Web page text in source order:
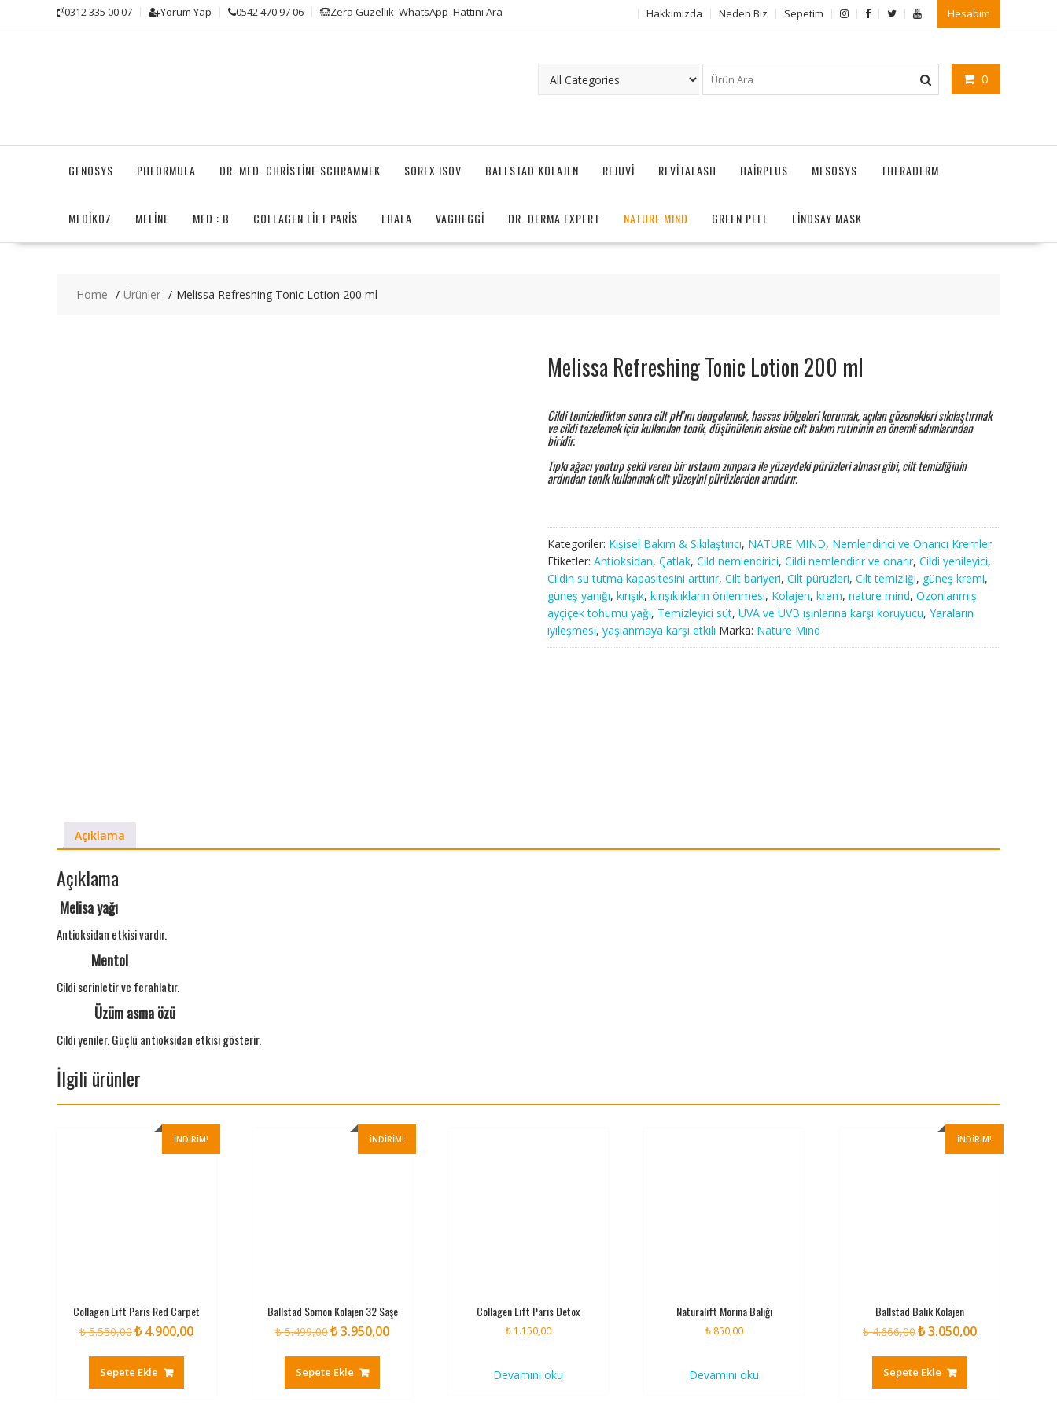
0312 335 00 07 Yorum Yap 0542 470 97 06 Zera Güzellik_WhatsApp_Hattını Ara Hakkımızda Neden Biz Sepetim Hesabım
0
GENOSYS PHFORMULA DR. MED. CHRISTINE SCHRAMMEK SOREX ISOV BALLSTAD KOLAJEN REJUVI REVITALASH HAIRPLUS MESOSYS THERADERM
MEDİKOZ MELINE MED : B COLLAGEN LIFT PARIS LHALA VAGHEGGI DR. DERMA EXPERT NATURE MIND GREEN PEEL LİNDSAY MASK
Home Ürünler Melissa Refreshing Tonic Lotion 200 ml
Melissa Refreshing Tonic Lotion 200 ml
Cildi temizledikten sonra cilt pH’ını dengelemek, hassas bölgeleri korumak, açılan gözenekleri sıkılaştırmak
ve cildi tazelemek için kullanılan tonik, düşünülenin aksine cilt bakım rutininin en önemli adımlarından
biridir.
Tıpkı ağacı yontup şekil veren bir ustanın zımpara ile yüzeydeki pürüzleri alması gibi, cilt temizliğinin
ardından tonik kullanmak cilt yüzeyini pürüzlerden arındırır.
Kategoriler: Kişisel Bakım & Sıkılaştırıcı, NATURE MIND, Nemlendirici ve Onarıcı Kremler
Etiketler: Antioksidan, Çatlak, Cild nemlendirici, Cildi nemlendirir ve onarır, Cildi yenileyici,
Cildin su tutma kapasitesini arttırır, Cilt bariyeri, Cilt pürüzleri, Cilt temizliği, güneş kremi,
güneş yanığı, kırışık, kırışıklıkların önlenmesi, Kolajen, krem, nature mind, Ozonlanmış
ayçiçek tohumu yağı, Temizleyici süt, UVA ve UVB ışınlarına karşı koruyucu, Yaraların
iyileşmesi, yaşlanmaya karşı etkili Marka: Nature Mind
Açıklama
Açıklama
Melisa yağı
Antioksidan etkisi vardır.
Mentol
Cildi serinletir ve ferahlatır.
Üzüm asma özü
Cildi yeniler. Güçlü antioksidan etkisi gösterir.
İlgili ürünler
İNDIRIM!
Collagen Lift Paris Red Carpet
₺5.550,00Orijinal
₺4.900,00Şu
Sepete Ekle
İNDIRIM!
Ballstad Somon Kolajen 32 Saşe
₺5.499,00Orijinal
₺3.950,00Şu
Sepete Ekle
Collagen Lift Paris Detox
₺1.150,00
Devamını oku
Naturalift Morina Balığı
₺850,00
Devamını oku
İNDIRIM!
Ballstad Balık Kolajen
₺4.666,00Orijinal
₺3.050,00Şu
Sepete Ekle